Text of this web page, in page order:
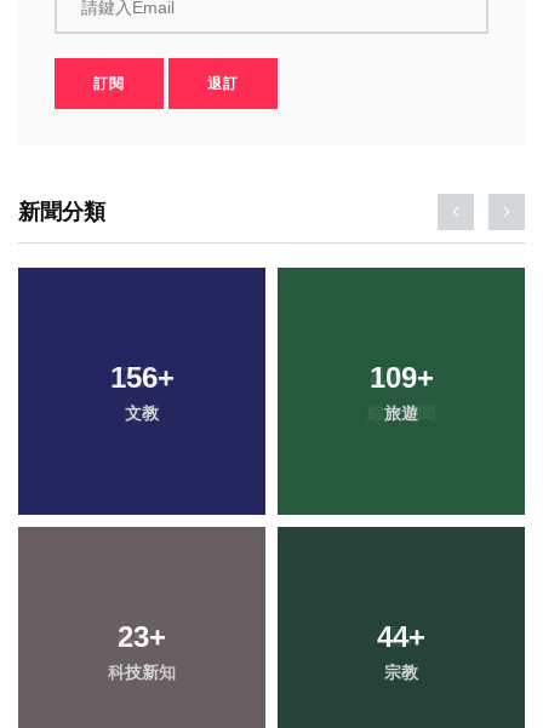
請鍵入Email
訂閱 退訂
新聞分類
156+
文教
109+
旅遊
23+
科技新知
44+
宗教